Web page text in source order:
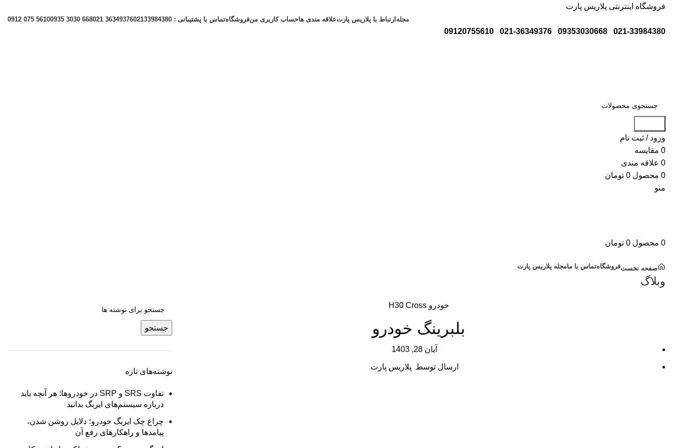
فروشگاه اینترنتی پلاریس پارت
مجله ارتباط با پلاریس پارتعلاقه مندی هاحساب کاربری منفروشگاهتماس با پشتیبانی : 02133984380 021 36349376
0935 3030 668
0912 075 5610
021-33984380
09353030668
021-36349376
09120755610
ورود / ثبت نام
0 مقایسه
0 علاقه مندی
0 محصول 0 تومان
منو
0 محصول 0 تومان
صفحه نخستفروشگاهتماس با مامجله پلاریس پارت
وبلاگ
خودرو H30 Cross
بلبرینگ خودرو
آبان 28, 1403
ارسال توسط پلاریس پارت
جستجو
نوشته‌های تازه
تفاوت SRS و SRP در خودروها: هر آنچه باید
درباره سیستم‌های ایربگ بدانید
چراغ چک ایربگ خودرو؛ دلایل روشن شدن،
پیامدها و راهکارهای رفع آن